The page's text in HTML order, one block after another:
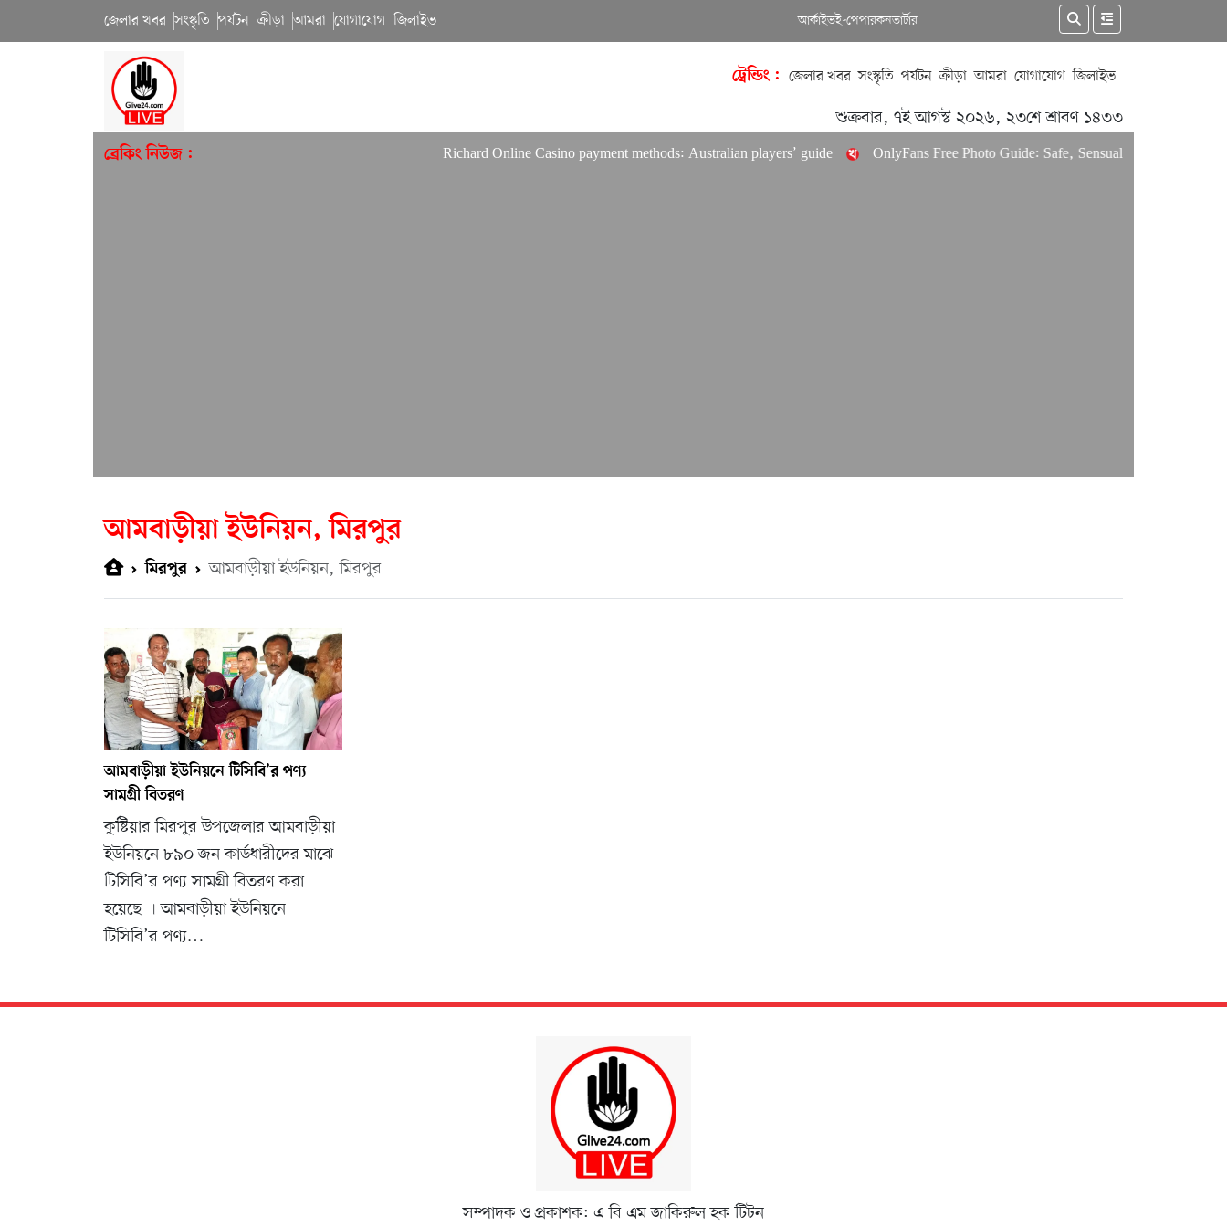
জেলার খবর সংস্কৃতি পর্যটন ক্রীড়া আমরা যোগাযোগ জিলাইভ আর্কাইভই-পেপারকনভার্টার
ট্রেন্ডিং : জেলার খবর সংস্কৃতি পর্যটন ক্রীড়া আমরা যোগাযোগ জিলাইভ
শুক্রবার, ৭ই আগস্ট ২০২৬, ২৩শে শ্রাবণ ১৪৩৩
ব্রেকিং নিউজ : Richard Online Casino payment methods: Australian players’ guide OnlyFans Free Photo Guide: Safe, Sensual Access & Mobile
আমবাড়ীয়া ইউনিয়ন, মিরপুর
মিরপুর আমবাড়ীয়া ইউনিয়ন, মিরপুর
আমবাড়ীয়া ইউনিয়নে টিসিবি’র পণ্য
সামগ্রী বিতরণ
কুষ্টিয়ার মিরপুর উপজেলার আমবাড়ীয়া
ইউনিয়নে ৮৯০ জন কার্ডধারীদের মাঝে
টিসিবি’র পণ্য সামগ্রী বিতরণ করা
হয়েছে ৷ আমবাড়ীয়া ইউনিয়নে
টিসিবি’র পণ্য…
সম্পাদক ও প্রকাশক: এ বি এম জাকিরুল হক টিটন